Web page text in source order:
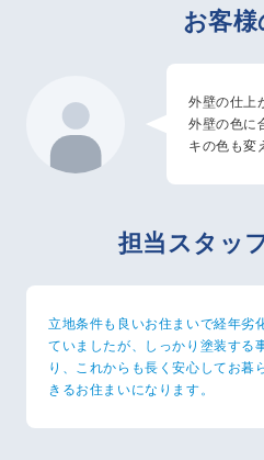
お客様
外壁の仕上
外壁の色に
キの色も変
担当スタッ
立地条件も良いお住まいで経年劣
ていましたが、しっかり塗装する
り、これからも長く安心してお暮
きるお住まいになります。